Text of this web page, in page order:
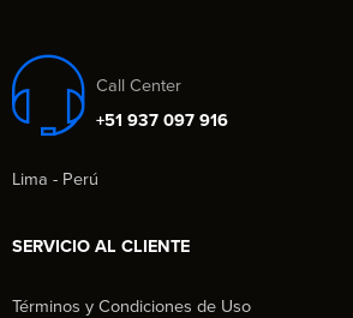
Call Center
+51 937 097 916
Lima - Perú
SERVICIO AL CLIENTE
Términos y Condiciones de Uso